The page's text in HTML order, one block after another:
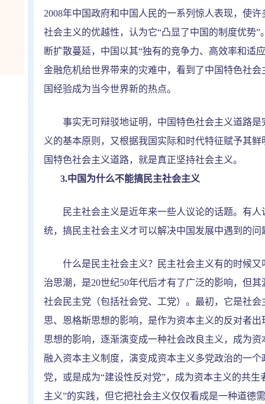
2008年中国政府和中国人民的一系列惊人表现，使
社会主义的优越性，认为它“凸显了中国的制度优势”
断扩散蔓延，中国以其“独有的竞争力、高效率和适
金融危机给世界带来的灾难中，看到了中国特色社
国经验成为当今世界新的热点。
事实无可辩驳地证明，中国特色社会主义道路是
义的基本原则，又根据我国实际和时代特征赋予其
国特色社会主义道路，就是真正坚持社会主义。
3.中国为什么不能搞民主社会主义
民主社会主义是近年来一些人议论的话题。有人
统，搞民主社会主义才可以解决中国发展中遇到的
什么是民主社会主义？民主社会主义有的时候又
治思潮，是20世纪50年代后才有了广泛的影响，但其
社会民主党（包括社会党、工党）。最初，它是社
思、恩格斯思想的影响，是作为资本主义的反对者
思想的影响，逐渐演变成一种社会改良主义，成为
融入资本主义制度，演变成资本主义多党政治的一
党，或是成为“建设性反对党”，成为资本主义的共生
主义”的实践，但它把社会主义仅仅看成是一种道德